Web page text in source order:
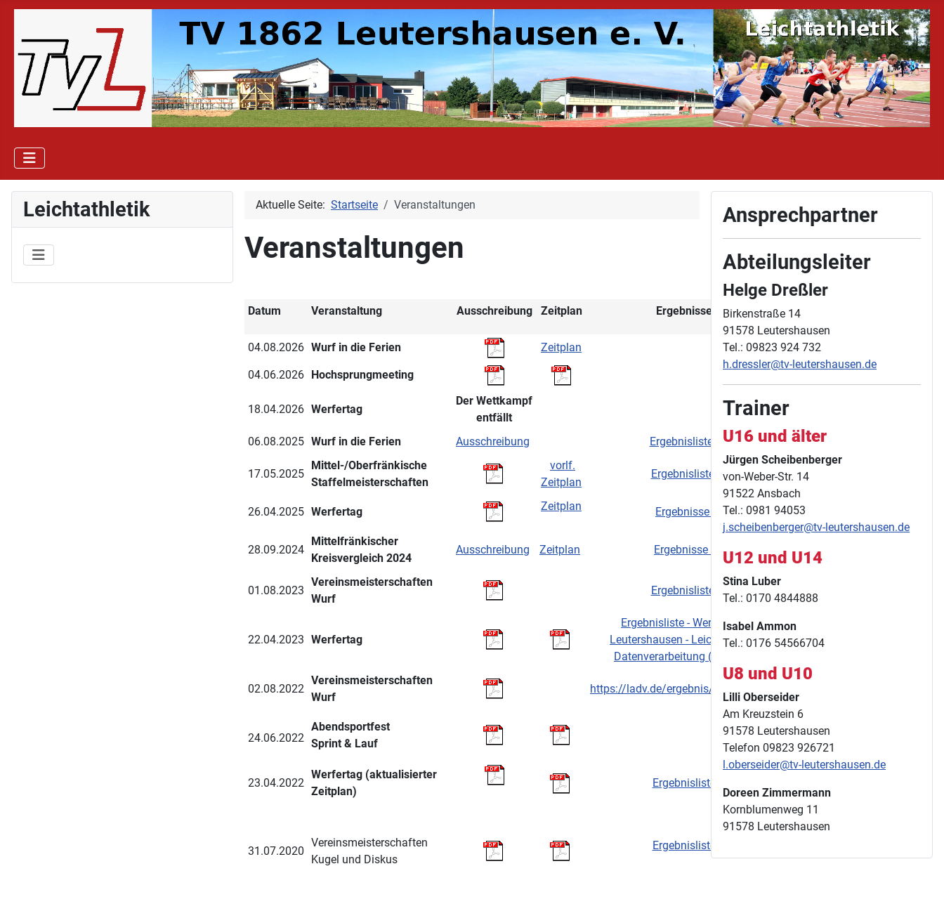
Leichtathletik Aktuelle Seite: Startseite Veranstaltungen
Veranstaltungen
Datum Veranstaltung Ausschreibung Zeitplan Ergebnisse Bericht
04.08.2026 Wurf in die Ferien Zeitplan
04.06.2026 Hochsprungmeeting
18.04.2026 Werfertag
Der Wettkampf
entfällt
06.08.2025 Wurf in die Ferien Ausschreibung Ergebnisliste:
17.05.2025
Mittel-/Oberfränkische
Staffelmeisterschaften
vorlf.
Zeitplan
Ergebnisliste
26.04.2025 Werfertag Zeitplan Ergebnisse
28.09.2024
Mittelfränkischer
Kreisvergleich 2024
Ausschreibung Zeitplan Ergebnisse
01.08.2023
Vereinsmeisterschaften
Wurf
Ergebnisliste
22.04.2023 Werfertag
Ergebnisliste - Werfertag -
Leutershausen - Leichtathletik
Datenverarbeitung (ladv.de)
02.08.2022
Vereinsmeisterschaften
Wurf
https://ladv.de/ergebnis/datei/67378
24.06.2022
Abendsportfest
Sprint & Lauf
23.04.2022
Werfertag (aktualisierter
Zeitplan)
Ergebnisliste
31.07.2020
Vereinsmeisterschaften
Kugel und Diskus
Ergebnisliste
Ansprechpartner
Abteilungsleiter
Helge Dreßler
Birkenstraße 14
91578 Leutershausen
Tel.: 09823 924 732
h.dressler@tv-leutershausen.de
Trainer
U16 und älter
Jürgen Scheibenberger
von-Weber-Str. 14
91522 Ansbach
Tel.: 0981 94053
j.scheibenberger@tv-leutershausen.de
U12 und U14
Stina Luber
Tel.: 0170 4844888
Isabel Ammon
Tel.: 0176 54566704
U8 und U10
Lilli Oberseider
Am Kreuzstein 6
91578 Leutershausen
Telefon 09823 926721
l.oberseider@tv-leutershausen.de
Doreen Zimmermann
Kornblumenweg 11
91578 Leutershausen